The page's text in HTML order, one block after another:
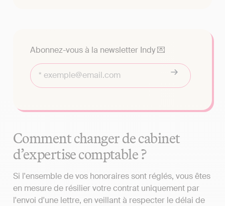
Abonnez-vous à la newsletter Indy 💌
Comment changer de cabinet
d’expertise comptable ?
Si l'ensemble de vos honoraires sont réglés, vous êtes
en mesure de résilier votre contrat uniquement par
l'envoi d'une lettre, en veillant à respecter le délai de